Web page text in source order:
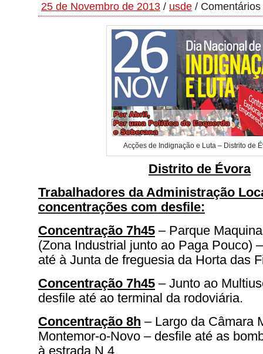
25 de Novembro de 2013 / usde /
Acções de Indignação e Luta – Distrito de
Distrito de Évora
Trabalhadores da Administração
concentrações com desfile:
Concentração 7h45 – Parque
(Zona Industrial junto ao Paga Pouco)
até à Junta de freguesia da Horta das
Concentração 7h45 –Junto ao
desfile até ao terminal da rodoviária.
Concentração 8h – Largo da Câmara
Montemor-o-Novo – desfile até as
à estrada N 4.